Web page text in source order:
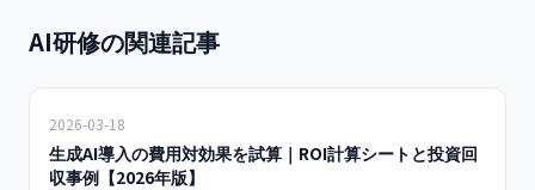
AI研修の関連記事
2026-03-18
生成AI導入の費用対効果を試算｜ROI計算シートと投資回
収事例【2026年版】